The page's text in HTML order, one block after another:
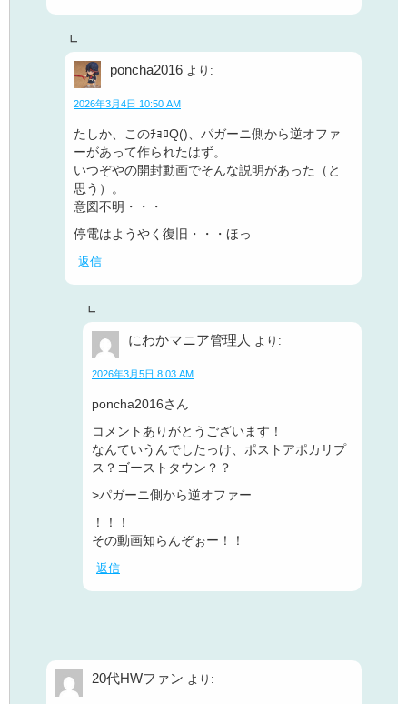
poncha2016 より:
2026年3月4日 10:50 AM
たしか、このﾁｮﾛQ()、パガーニ側から逆オファ
ーがあって作られたはず。
いつぞやの開封動画でそんな説明があった（と
思う）。
意図不明・・・
停電はようやく復旧・・・ほっ
返信
にわかマニア管理人 より:
2026年3月5日 8:03 AM
poncha2016さん
コメントありがとうございます！
なんていうんでしたっけ、ポストアポカリプ
ス？ゴーストタウン？？
>パガーニ側から逆オファー
！！！
その動画知らんぞぉー！！
返信
20代HWファン より: